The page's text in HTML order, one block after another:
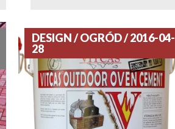
DESIGN / OGRÓD / 2016-04-
28